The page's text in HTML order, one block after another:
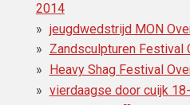
2014
jeugdwedstrijd MON
Zandsculpturen Festival
Heavy Shag Festival
vierdaagse door cuijk